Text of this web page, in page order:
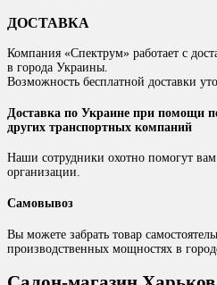
ДОСТАВКА
Компания «Спектрум» работает с
в города Украины.
Возможность бесплатной доставки
Доставка по Украине при помощи
других транспортных компаний
Наши сотрудники охотно помогут
организации.
Самовывоз
Вы можете забрать товар
производственных мощностях в